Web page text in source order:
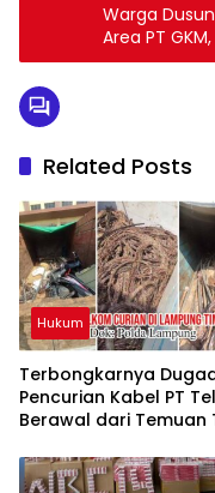
Warga
Area PT
Atas
Related Posts
Hukum
Terbongkarnya
Pencurian Kabel PT
Berawal dari Temuan